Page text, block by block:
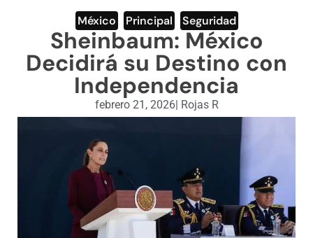
ENGLISH SECTION
VIDEOS
México Principal Seguridad
Sheinbaum: México
Decidirá su Destino con
Independencia
febrero 21, 2026| Rojas R